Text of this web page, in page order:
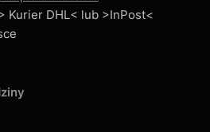
Kurier DHL< lub >InPost<